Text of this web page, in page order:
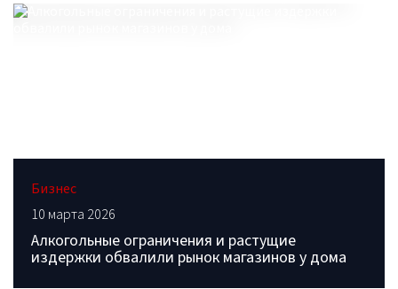
Бизнес
10 марта 2026
Алкогольные ограничения и растущие
издержки обвалили рынок магазинов у дома